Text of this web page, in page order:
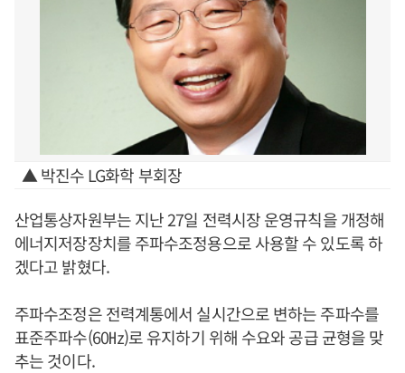
▲ 박진수 LG화학 부회장
산업통상자원부는 지난 27일 전력시장 운영규칙을 개정해
에너지저장장치를 주파수조정용으로 사용할 수 있도록 하
겠다고 밝혔다.
주파수조정은 전력계통에서 실시간으로 변하는 주파수를
표준주파수(60㎐)로 유지하기 위해 수요와 공급 균형을 맞
추는 것이다.